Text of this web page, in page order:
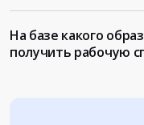
На базе какого
получить рабочую